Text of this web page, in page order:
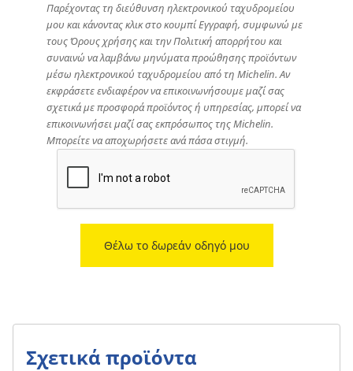
Παρέχοντας τη διεύθυνση ηλεκτρονικού ταχυδρομείου
μου και κάνοντας κλικ στο κουμπί Εγγραφή, συμφωνώ με
τους Όρους χρήσης και την Πολιτική απορρήτου και
συναινώ να λαμβάνω μηνύματα προώθησης προϊόντων
μέσω ηλεκτρονικού ταχυδρομείου από τη Michelin. Αν
εκφράσετε ενδιαφέρον να επικοινωνήσουμε μαζί σας
σχετικά με προσφορά προϊόντος ή υπηρεσίας, μπορεί να
επικοινωνήσει μαζί σας εκπρόσωπος της Michelin.
Μπορείτε να αποχωρήσετε ανά πάσα στιγμή.
Θέλω το δωρεάν οδηγό μου
Σχετικά προϊόντα